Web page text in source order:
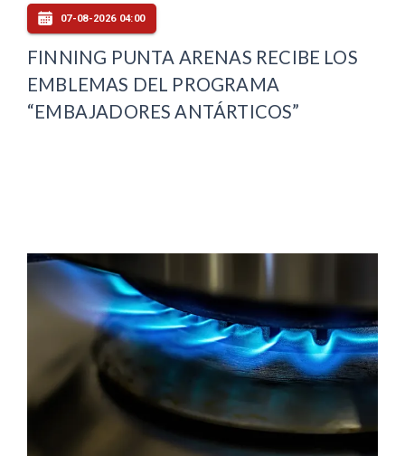
07-08-2026 04:00
FINNING PUNTA ARENAS RECIBE LOS
EMBLEMAS DEL PROGRAMA
“EMBAJADORES ANTÁRTICOS”